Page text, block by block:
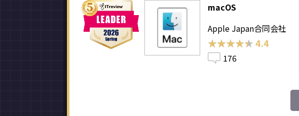
macOS
Apple Japan合同会社
★★★★★
★★★★★ 4.4
176